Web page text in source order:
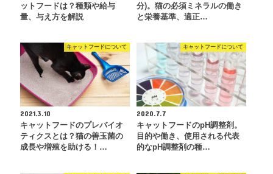
ットフードは？種類や給与
量、与え方を解説
分)。猫の必須ミネラルの働き
と栄養基準、適正…
キャットフードについて
2021.3.10
キャットフードのプレバイオ
ティクスとは？猫の善玉菌の
成長や増殖を助ける！…
キャットフードについて
2020.7.7
キャットフードのpH調整剤。
目的や働き、使用される代表
的なpH調整剤の種…